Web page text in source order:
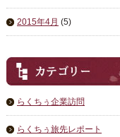
2015年4月 (5)
らくちぅ企業訪問
らくちぅ旅先レポート